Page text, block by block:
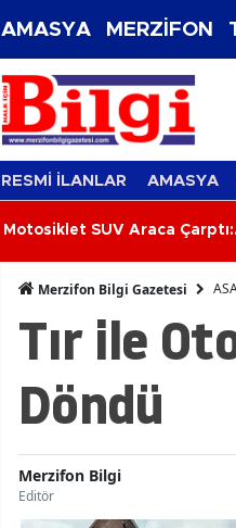
AMASYA MERZİFON
RESMİ İLANLAR AMASYA
Motosiklet SUV Araca Çarptı:
Merzifon Bilgi Gazetesi
Tır ile
Döndü
Merzifon Bilgi
Editör